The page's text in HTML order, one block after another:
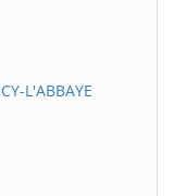
L'ABBAYE